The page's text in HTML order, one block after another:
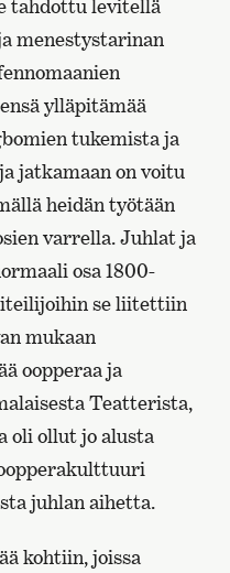
tahdottu levitellä
menestystarinan
ylläpitämää
tukemista ja
jatkamaan on voitu
heidän työtään
varrella. Juhlat ja
osa 1800-
se liitettiin
mukaan
oopperaa ja
Teatterista,
oli ollut jo alusta
juhlan aihetta.
kohtiin, joissa